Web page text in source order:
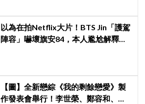
以為在拍Netflix大片！BTS Jin「護駕
陣容」嚇壞旗安84，本人尷尬解釋：
【圖】全新戀綜《我的剩餘戀愛》製
作發表會舉行！李世榮、鄭容和、